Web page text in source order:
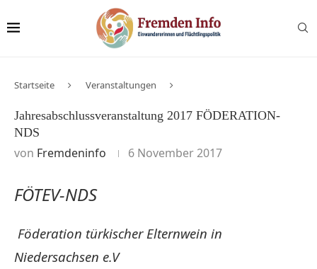
Startseite Veranstaltungen
Jahresabschlussveranstaltung 2017 FÖDERATION-
NDS
von Fremdeninfo 6 November 2017
FÖTEV-NDS
Föderation türkischer Elternwein in
Niedersachsen e.V